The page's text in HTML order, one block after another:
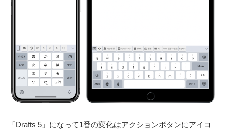
「Drafts 5」になって1番の変化はアクションボタンにアイコ